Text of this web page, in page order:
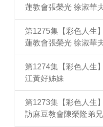
蓮教會張榮光 徐淑華
第1275集【彩色人生
蓮教會張榮光 徐淑華
第1274集【彩色人生
江黃好姊妹
第1273集【彩色人生
訪麻豆教會陳榮隆弟兄